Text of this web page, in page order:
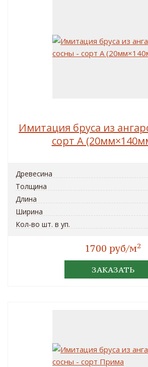
Имитация бруса из
сорт A
Древесина
Толщина
Длина
Ширина
Кол-во шт. в уп.
1700 руб/м2
ЗАКАЗАТЬ